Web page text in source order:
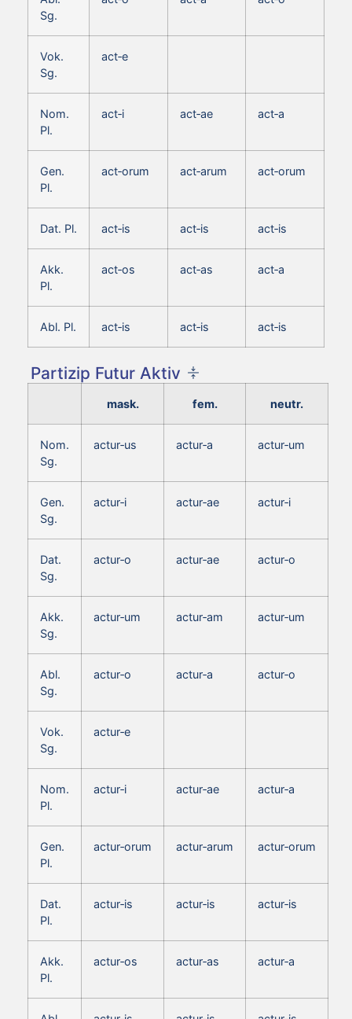
Sg.
Vok.
Sg.
act‑e
Nom.
Pl.
act‑i act‑ae act‑a
Gen.
Pl.
act‑orum act‑arum act‑orum
Dat. Pl. act‑is act‑is act‑is
Akk.
Pl.
act‑os act‑as act‑a
Abl. Pl. act‑is act‑is act‑is
Partizip Futur Aktiv
mask. fem. neutr.
Nom.
Sg.
actur‑us actur‑a actur‑um
Gen.
Sg.
actur‑i actur‑ae actur‑i
Dat.
Sg.
actur‑o actur‑ae actur‑o
Akk.
Sg.
actur‑um actur‑am actur‑um
Abl.
Sg.
actur‑o actur‑a actur‑o
Vok.
Sg.
actur‑e
Nom.
Pl.
actur‑i actur‑ae actur‑a
Gen.
Pl.
actur‑orum actur‑arum actur‑orum
Dat.
Pl.
actur‑is actur‑is actur‑is
Akk.
Pl.
actur‑os actur‑as actur‑a